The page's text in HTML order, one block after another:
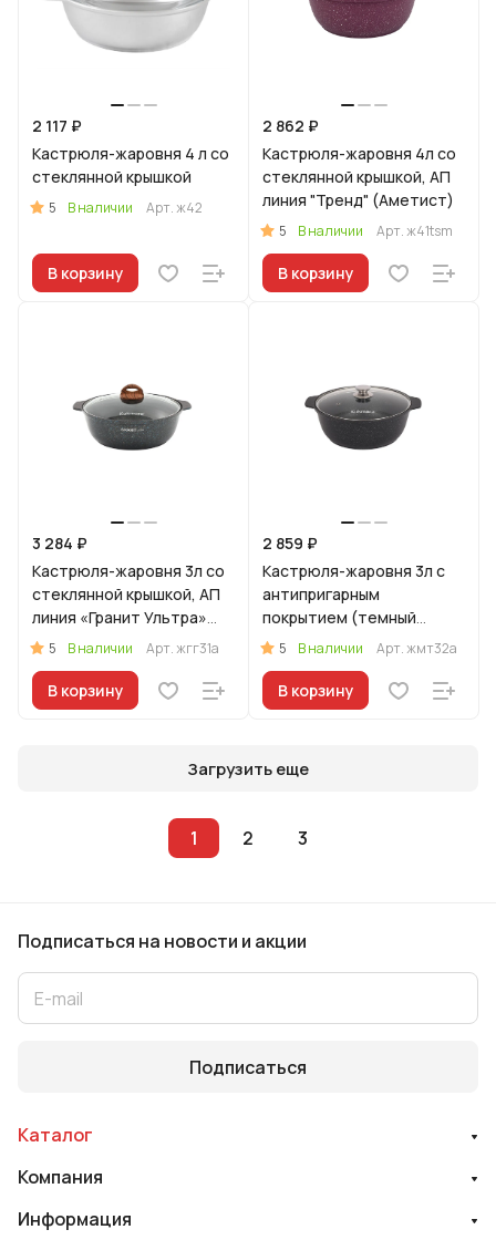
2 117 ₽
Кастрюля-жаровня 4 л со
стеклянной крышкой
5 В наличии Арт.ж42
В корзину
2 862 ₽
Кастрюля-жаровня 4л со
стеклянной крышкой, АП
линия "Тренд" (Аметист)
5 В наличии Арт.ж41tsm
В корзину
3 284 ₽
Кастрюля-жаровня 3л со
стеклянной крышкой, АП
линия «Гранит Ультра»
(Синий)
5 В наличии Арт.жгг31а
В корзину
2 859 ₽
Кастрюля-жаровня 3л с
антипригарным
покрытием (темный
мрамор) со стеклянной
5 В наличии Арт.жмт32а
В корзину
Загрузить еще
1 2 3
Подписаться на новости и акции
Подписаться
Каталог
Компания
Информация